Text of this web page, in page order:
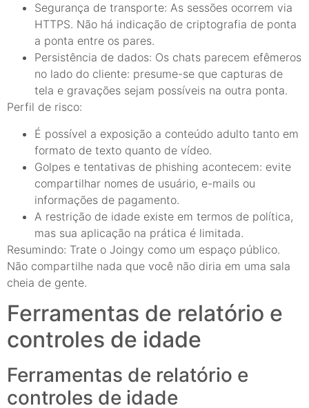
Segurança de transporte: As sessões ocorrem via
HTTPS. Não há indicação de criptografia de ponta
a ponta entre os pares.
Persistência de dados: Os chats parecem efêmeros
no lado do cliente: presume-se que capturas de
tela e gravações sejam possíveis na outra ponta.
Perfil de risco:
É possível a exposição a conteúdo adulto tanto em
formato de texto quanto de vídeo.
Golpes e tentativas de phishing acontecem: evite
compartilhar nomes de usuário, e-mails ou
informações de pagamento.
A restrição de idade existe em termos de política,
mas sua aplicação na prática é limitada.
Resumindo: Trate o Joingy como um espaço público.
Não compartilhe nada que você não diria em uma sala
cheia de gente.
Ferramentas de relatório e
controles de idade
Ferramentas de relatório e
controles de idade